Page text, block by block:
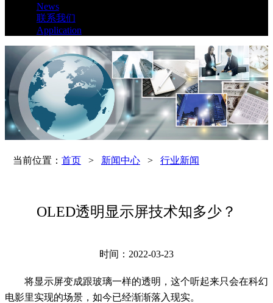
News
联系我们
Application
当前位置： 首页> 新闻中心> 行业新闻
OLED透明显示屏技术知多少？
时间：2022-03-23
将显示屏变成跟玻璃一样的透明，这个听起来只会在科幻
电影里实现的场景，如今已经渐渐落入现实。